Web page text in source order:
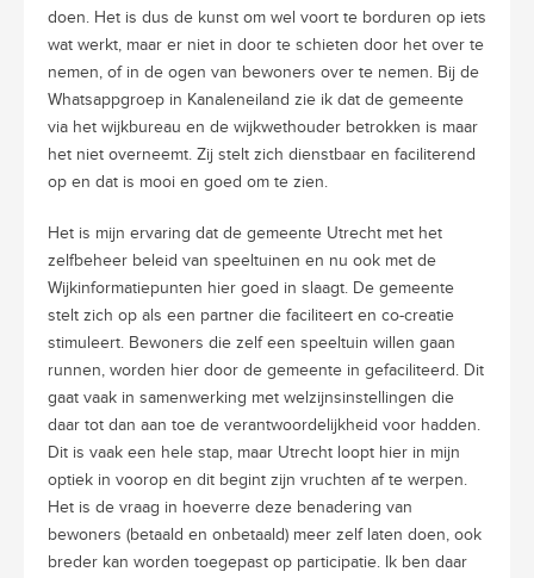
doen. Het is dus de kunst om wel voort te borduren op iets
wat werkt, maar er niet in door te schieten door het over te
nemen, of in de ogen van bewoners over te nemen. Bij de
Whatsappgroep in Kanaleneiland zie ik dat de gemeente
via het wijkbureau en de wijkwethouder betrokken is maar
het niet overneemt. Zij stelt zich dienstbaar en faciliterend
op en dat is mooi en goed om te zien.
Het is mijn ervaring dat de gemeente Utrecht met het
zelfbeheer beleid van speeltuinen en nu ook met de
Wijkinformatiepunten hier goed in slaagt. De gemeente
stelt zich op als een partner die faciliteert en co-creatie
stimuleert. Bewoners die zelf een speeltuin willen gaan
runnen, worden hier door de gemeente in gefaciliteerd. Dit
gaat vaak in samenwerking met welzijnsinstellingen die
daar tot dan aan toe de verantwoordelijkheid voor hadden.
Dit is vaak een hele stap, maar Utrecht loopt hier in mijn
optiek in voorop en dit begint zijn vruchten af te werpen.
Het is de vraag in hoeverre deze benadering van
bewoners (betaald en onbetaald) meer zelf laten doen, ook
breder kan worden toegepast op participatie. Ik ben daar